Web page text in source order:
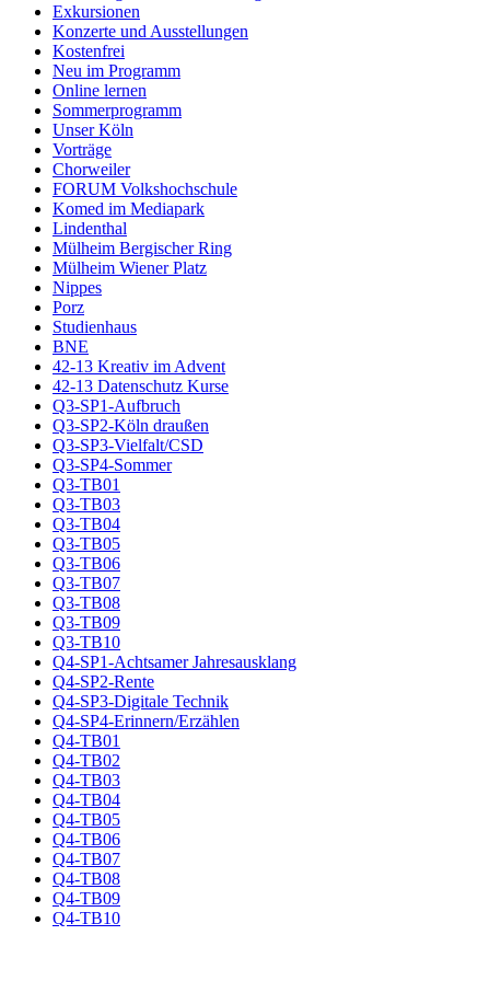
Exkursionen
Konzerte und Ausstellungen
Kostenfrei
Neu im Programm
Online lernen
Sommerprogramm
Unser Köln
Vorträge
Chorweiler
FORUM Volkshochschule
Komed im Mediapark
Lindenthal
Mülheim Bergischer Ring
Mülheim Wiener Platz
Nippes
Porz
Studienhaus
BNE
42-13 Kreativ im Advent
42-13 Datenschutz Kurse
Q3-SP1-Aufbruch
Q3-SP2-Köln draußen
Q3-SP3-Vielfalt/CSD
Q3-SP4-Sommer
Q3-TB01
Q3-TB03
Q3-TB04
Q3-TB05
Q3-TB06
Q3-TB07
Q3-TB08
Q3-TB09
Q3-TB10
Q4-SP1-Achtsamer Jahresausklang
Q4-SP2-Rente
Q4-SP3-Digitale Technik
Q4-SP4-Erinnern/Erzählen
Q4-TB01
Q4-TB02
Q4-TB03
Q4-TB04
Q4-TB05
Q4-TB06
Q4-TB07
Q4-TB08
Q4-TB09
Q4-TB10